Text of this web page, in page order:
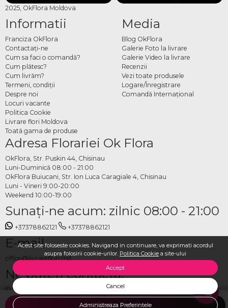
Acest site foloseste cookies. Navigand in continuare, va exprimati acordul
asupra folosirii cookie-urilor. Politica Cookie a site-ului
Accept
Cancel
Administreaza Preferintele
ADAUGA IN COS
2025, OkFlora Moldova
Informatii
Franciza OkFlora
Contactaţi-ne
Cum sa faci o comandă?
Cum plătesc?
Cum livrăm?
Termeni, condiţii
Despre noi
Locuri vacante
Politica Cookie
Livrare flori Moldova
Toată gama de produse
Media
Blog OkFlora
Galerie Foto la livrare
Galerie Video la livrare
Recenzii
Vezi toate produsele
Logare/Înregistrare
Comandă Internațional
Adresa Florariei Ok Flora
OkFlora, Str. Puskin 44, Chisinau
Luni-Duminică 08:00 - 21:00
OkFlora Buiucani, Str. Ion Luca Caragiale 4, Chisinau
Luni - Vineri 9:00-20:00
Weekend 10:00-19:00
Sunaţi-ne acum: zilnic 08:00 - 21:00
+37378862121 +37378862121
E-mail
office@livrareflori.md
Ne puteți contacta:
whatsapp